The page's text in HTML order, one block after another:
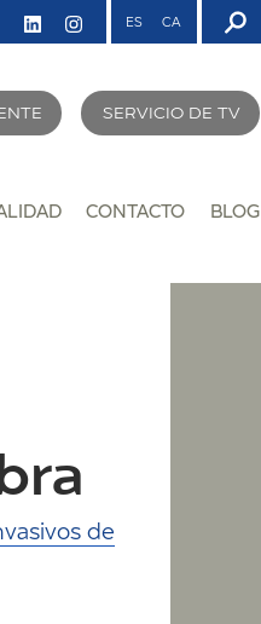
ES CA
SERVICIO DE TV
CONTACTO BLOG
de